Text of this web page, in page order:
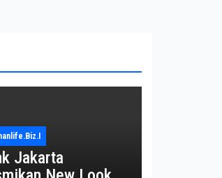
Jakarta